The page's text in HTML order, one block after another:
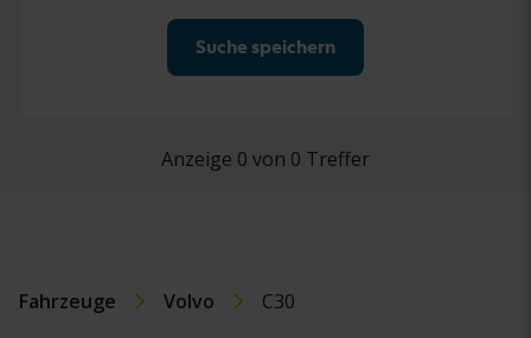
Suche speichern
Anzeige 0 von 0 Treffer
Fahrzeuge Volvo C30